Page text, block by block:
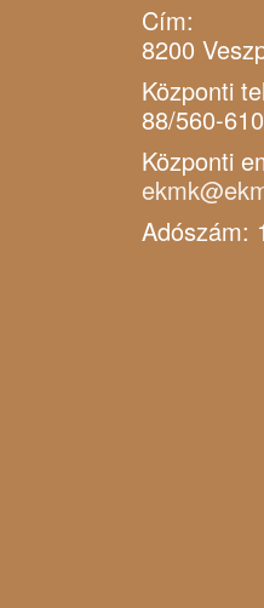
Cím:
8200
Központi
88/560-
Központi
Adószám: